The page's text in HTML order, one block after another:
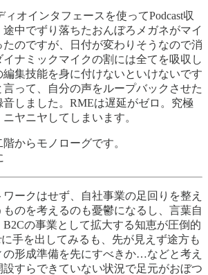
オインタフェースを使ってPodcast収
中でずり落ちたおんぼろメガネがマイ
たのですが、日付が変わりそうなので消
イナミックマイクの割には全てを吸収し
集技能を身に付けないといけないです
って、自分の声をループバックさせた
音しました。RMEは遅延がゼロ。究極
ヤニヤしてしまいます。
からモノローグです。
ークはせず、自社事業の足回りを整え
のを考えるのも憂鬱になるし、言葉自
の事業として拡大する知恵が圧倒的
手を出してみるも、先が見えず途方も
の形成準備を先にすべきか…などと考え
すらできていない状況で足元がおぼつ